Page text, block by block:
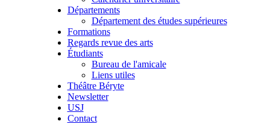
Départements
Département des études supérieures
Formations
Regards revue des arts
Étudiants
Bureau de l'amicale
Liens utiles
Théâtre Béryte
Newsletter
USJ
Contact